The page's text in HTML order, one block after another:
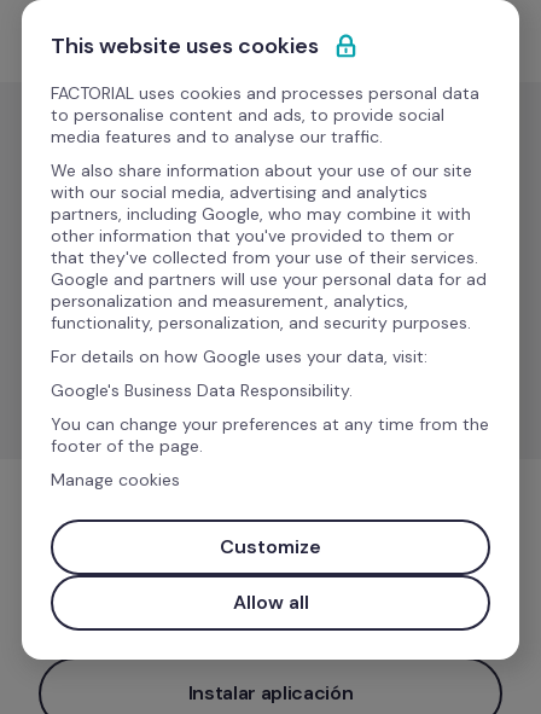
Ir al contenido
Solicitar demo
Nuevo
IT
WhatsApp
- Factorial
One
Conecta tu espacio de trabajo para gestionar tareas
de recursos humanos directamente dentro de
WhatsApp.
IT
Instalar aplicación
This website uses cookies
FACTORIAL uses cookies and processes personal data
to personalise content and ads, to provide social
media features and to analyse our traffic.
We also share information about your use of our site
with our social media, advertising and analytics
partners, including Google, who may combine it with
other information that you've provided to them or
that they've collected from your use of their services.
Google and partners will use your personal data for ad
personalization and measurement, analytics,
functionality, personalization, and security purposes.
For details on how Google uses your data, visit:
Google's Business Data Responsibility.
You can change your preferences at any time from the
footer of the page.
Manage cookies
Customize
Allow all